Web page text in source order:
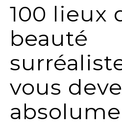
100 lieux
beauté
vous